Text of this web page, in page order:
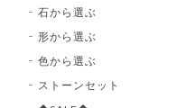
石から選ぶ
形から選ぶ
色から選ぶ
ストーンセット